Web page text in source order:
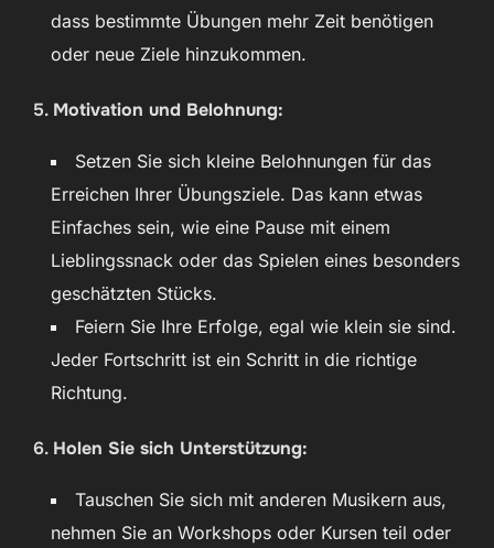
dass bestimmte Übungen mehr Zeit benötigen
oder neue Ziele hinzukommen.
5. Motivation und Belohnung:
Setzen Sie sich kleine Belohnungen für das
Erreichen Ihrer Übungsziele. Das kann etwas
Einfaches sein, wie eine Pause mit einem
Lieblingssnack oder das Spielen eines besonders
geschätzten Stücks.
Feiern Sie Ihre Erfolge, egal wie klein sie sind.
Jeder Fortschritt ist ein Schritt in die richtige
Richtung.
6. Holen Sie sich Unterstützung:
Tauschen Sie sich mit anderen Musikern aus,
nehmen Sie an Workshops oder Kursen teil oder